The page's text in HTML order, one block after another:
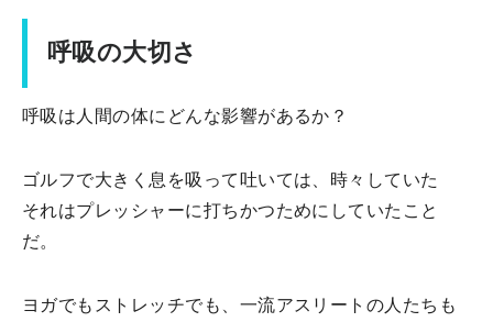
呼吸の大切さ
呼吸は人間の体にどんな影響があるか？
ゴルフで大きく息を吸って吐いては、時々していた
それはプレッシャーに打ちかつためにしていたこと
だ。
ヨガでもストレッチでも、一流アスリートの人たちも